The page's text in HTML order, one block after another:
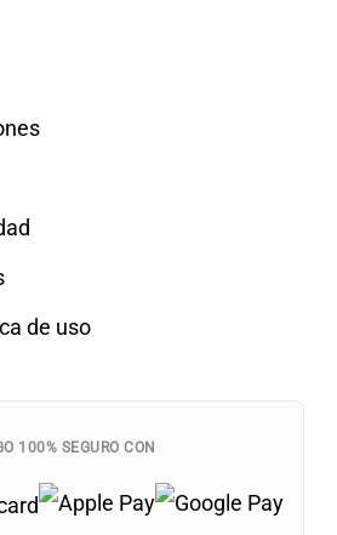
de uso
100% SEGURO CON